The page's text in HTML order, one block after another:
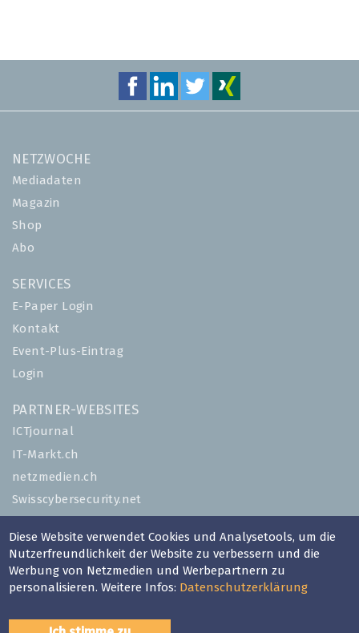
NETZWOCHE
Mediadaten
Magazin
Shop
Abo
SERVICES
E-Paper Login
Kontakt
Event-Plus-Eintrag
Login
PARTNER-WEBSITES
ICTjournal
IT-Markt.ch
netzmedien.ch
Swisscybersecurity.net
© NETZMEDIEN AG 2026
Impressum
Datenschutzerklärung
Diese Website verwendet Cookies und Analysetools, um die
Nutzerfreundlichkeit der Website zu verbessern und die
Werbung von Netzmedien und Werbepartnern zu
personalisieren. Weitere Infos: Datenschutzerklärung